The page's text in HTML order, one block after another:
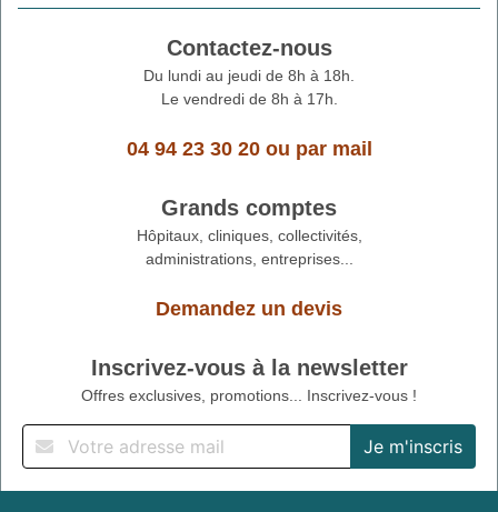
Contactez-nous
Du lundi au jeudi de 8h à 18h.
Le vendredi de 8h à 17h.
04 94 23 30 20ou par mail
Grands comptes
Hôpitaux, cliniques, collectivités,
administrations, entreprises...
Demandez un devis
Inscrivez-vous à la newsletter
Offres exclusives, promotions... Inscrivez-vous !